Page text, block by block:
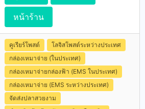
หน้าร้าน
คูเรียร์โพสต์
โลจิสโพสต์ระหว่างประเทศ
กล่องเหมาจ่าย (ในประเทศ)
กล่องเหมาจ่ายกล่องฟ้า (EMS ในประเทศ)
กล่องเหมาจ่าย (EMS ระหว่างประเทศ)
จัดส่งปลาสวยงาม